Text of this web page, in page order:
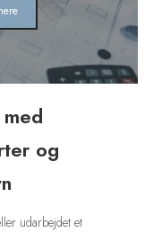
og
udarbejdet et